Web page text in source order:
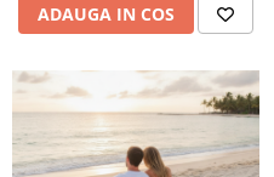
ADAUGA IN COS